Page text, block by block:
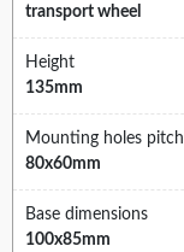
transport wheel
Height
135mm
Mounting holes pitch
80x60mm
Base dimensions
100x85mm